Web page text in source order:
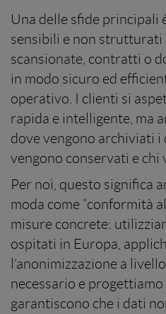
Una delle sfide principali
sensibili e non
scansionate, contratti o
in modo sicuro ed
operativo. I clienti si
rapida e intelligente, ma
dove vengono archiviati
vengono conservati e chi
Per noi, questo significa
moda come “conformità
misure concrete:
ospitati in Europa,
l’anonimizzazione a
necessario e
garantiscono che i dati